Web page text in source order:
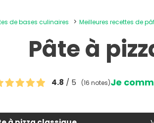
de bases culinaires Meilleures recettes de
Pâte à
4.8 / 5 (16 notes)Je